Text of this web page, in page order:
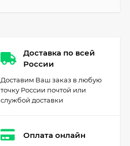
Доставка по всей
России
Доставим Ваш заказ в любую
точку России почтой или
службой доставки
Оплата онлайн